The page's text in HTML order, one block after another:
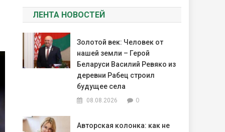
ЛЕНТА НОВОСТЕЙ
Золотой век: Человек от
нашей земли – Герой
Беларуси Василий Ревяко из
деревни Рабец строил
будущее села
08.08.2026 0
Авторская колонка: как не